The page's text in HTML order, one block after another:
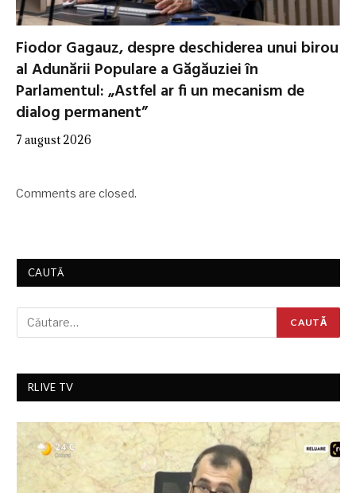
Fiodor Gagauz, despre deschiderea unui birou
al Adunării Populare a Găgăuziei în
Parlamentul: „Astfel ar fi un mecanism de
dialog permanent”
7 august 2026
Comments are closed.
CAUTĂ
RLIVE TV